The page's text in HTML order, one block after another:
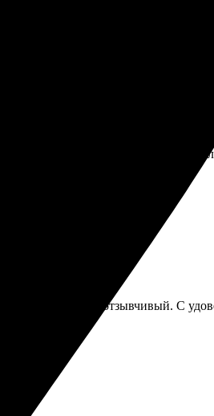
печати порадовало, все
вежливый и отзывчивый. С